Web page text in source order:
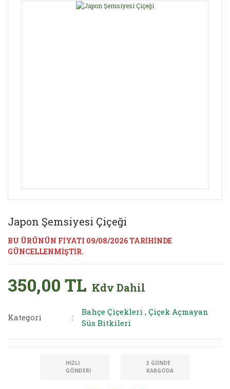
Japon Şemsiyesi Çiçeği
BU ÜRÜNÜN FİYATI 09/08/2026 TARİHİNDE
GÜNCELLENMİŞTİR.
350,00 TL Kdv Dahil
Kategori
Bahçe Çiçekleri ,Çiçek Açmayan
Süs Bitkileri
HIZLI
GÖNDERI
3 GÜNDE
KARGODA